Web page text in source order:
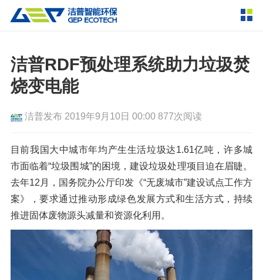
双轴撕碎机 单轴撕碎机
垃圾破袋机 移动式撕碎站
粉碎设备
环锤式粉碎机 鼓式粉碎机
轮胎钢丝分离机 通用型粉碎机
破碎设备
反击式破碎机 颚式破碎机
圆锥破碎机
重型锤式破碎机
挤压成型设备
RDF成型机
液压打包机
成套机组
封闭式破碎系统
橡胶破胶机组
分选分离设备
解决方案
服务支持
新闻资讯
走进洁普
联系我们
洁普RDF预处理系统助力垃圾焚
烧变电能
洁普发布 2019年9月10日 00:00 877次阅读
目前我国大中城市年均产生生活垃圾达1.61亿吨，许多城
市面临着“垃圾围城”的困境，建设垃圾处理项目迫在眉睫。
去年12月，国务院办公厅印发《“无废城市”建设试点工作方
案》，要求通过推动形成绿色发展方式和生活方式，持续
推进固体废物源头减量和资源化利用。